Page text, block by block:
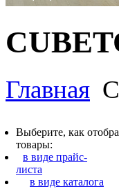
Главная
Выберите, как
товары:
в виде прайс-
листа
в виде каталога